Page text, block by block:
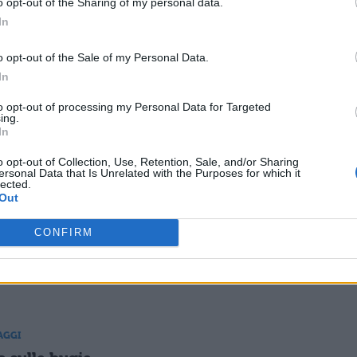
opt-out of the Sale of my Personal Data.
opt-out of processing my Personal Data for Targeted
opt-out of Collection, Use, Retention, Sale, and/or Sharing
Data that Is Unrelated with the Purposes for which it
CONFIRM
Come fare una
Tema: giallo a Parigi
sulla fiaba di
TEMI DI
femminile
dell'Odissea
horror su un